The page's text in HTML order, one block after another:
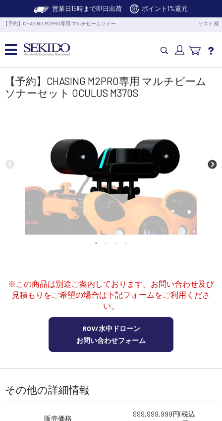
営業日15時まで即日出荷 ポイント1%還元
【予約】CHASING M2PRO専用 マルチビームソナー … ゲスト 様
カメラドローン・生活家電
業務用ドローン・業務関連製品
水中ドローン(ROV)・水中スクーター
RC・ロボット部品
講習会･国家資格･WEBセミナー
サポート・Q&A / 法人・学生のお客様
取扱店舗一覧
SEKIDO 会社概要
【予約】CHASING M2PRO専用 マルチビーム
ソナーセット OCULUS M370S
※この商品は別途ご案内しております。お問い合わせ及び
見積もりをご希望の場合は下記フォームをご利用くださ
い。
ROV/水中ドローン
お問い合わせフォーム
その他の詳細情報
販売価格
999,999,999円(税込